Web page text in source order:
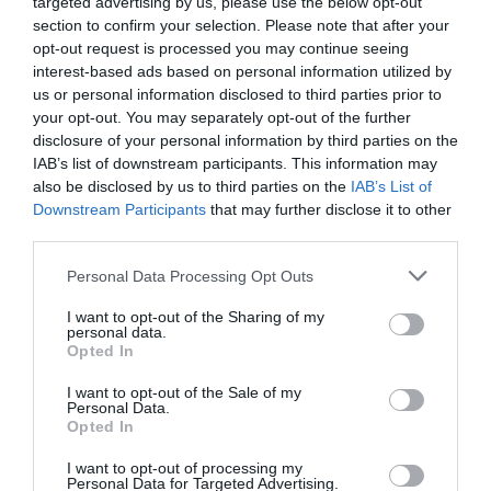
section to confirm your selection. Please note that after your
opt-out request is processed you may continue seeing
interest-based ads based on personal information utilized by
us or personal information disclosed to third parties prior to
your opt-out. You may separately opt-out of the further
disclosure of your personal information by third parties on the
IAB’s list of downstream participants. This information may
also be disclosed by us to third parties on the IAB’s List of
Downstream Participants that may further disclose it to other
Please note that this website/app uses one or more Google
not limited to your visit or usage behaviour. You may click to
grant or deny consent to Google and its third-party tags to
use your data for below specified purposes in below Google
consent section.
Personal Data Processing Opt Outs
I want to opt-out of the Sharing of my
personal data.
Opted In
I want to opt-out of the Sale of my
Personal Data.
Opted In
I want to opt-out of processing my
Personal Data for Targeted Advertising.
Bulgáriában, Görögországban és Romániában
egyébként viszonylag kevés helyszínt vizsgáltak,
ami hozzájárulhat a tökéletes eredményhez – derül
ki a Travel and Leisurecikkéből. Bulgáriában például
Pchelina-víztározótés két másik belvízi helyszínt
vizsgáltak meg, míg Romániában aCiuperca-tó
kapta a legjobb minősítést.